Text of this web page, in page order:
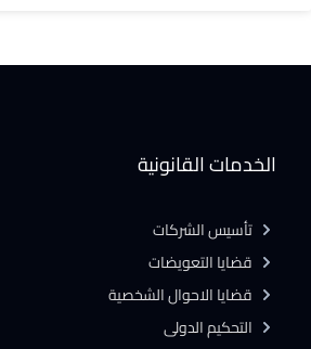
الخدمات القانونية
تأسيس الشركات
قضايا التعويضات
قضايا الاحوال الشخصية
التحكيم الدولى